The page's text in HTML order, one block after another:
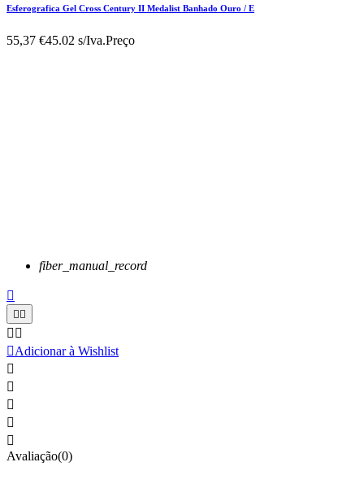
Esferografica Gel Cross Century II Medalist Banhado Ouro / E
55,37 €45.02 s/Iva.Preço
fiber_manual_record


 
Adicionar à Wishlist





Avaliação(0)